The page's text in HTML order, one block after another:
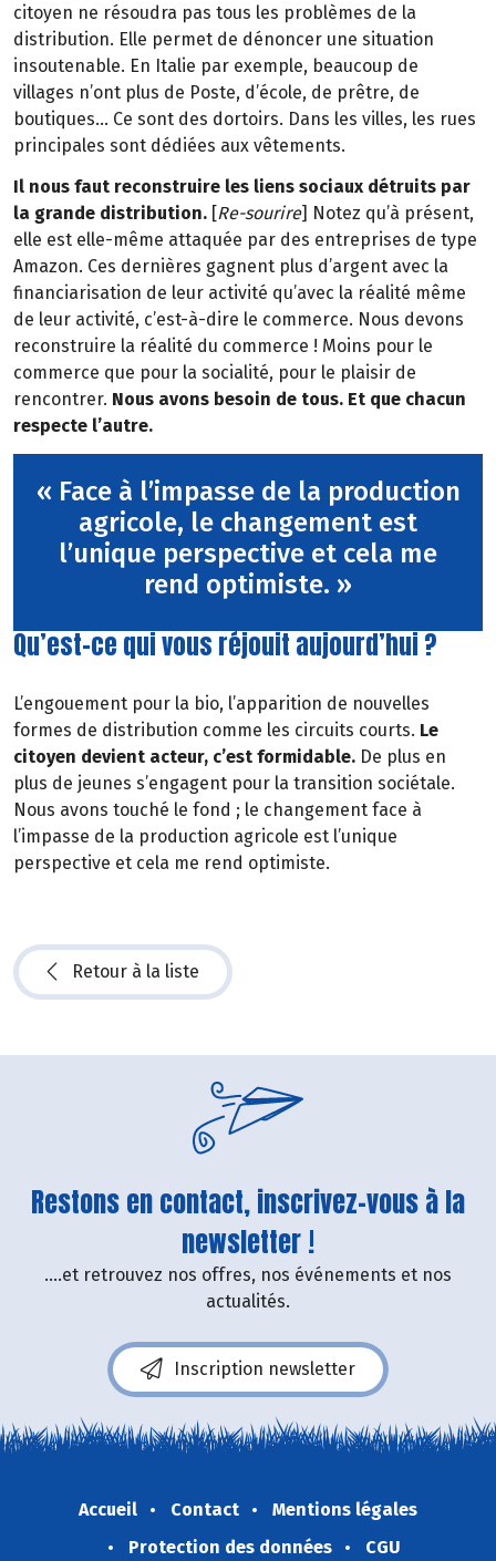
citoyen ne résoudra pas tous les problèmes de la
distribution. Elle permet de dénoncer une situation
insoutenable. En Italie par exemple, beaucoup de
villages n’ont plus de Poste, d’école, de prêtre, de
boutiques… Ce sont des dortoirs. Dans les villes, les rues
principales sont dédiées aux vêtements.
Il nous faut reconstruire les liens sociaux détruits par
la grande distribution. [Re-sourire] Notez qu’à présent,
elle est elle-même attaquée par des entreprises de type
Amazon. Ces dernières gagnent plus d’argent avec la
financiarisation de leur activité qu’avec la réalité même
de leur activité, c’est-à-dire le commerce. Nous devons
reconstruire la réalité du commerce ! Moins pour le
commerce que pour la socialité, pour le plaisir de
rencontrer. Nous avons besoin de tous. Et que chacun
respecte l’autre.
« Face à l’impasse de la production
agricole, le changement est
l’unique perspective et cela me
rend optimiste. »
Qu’est-ce qui vous réjouit aujourd’hui ?
L’engouement pour la bio, l’apparition de nouvelles
formes de distribution comme les circuits courts. Le
citoyen devient acteur, c’est formidable. De plus en
plus de jeunes s’engagent pour la transition sociétale.
Nous avons touché le fond ; le changement face à
l’impasse de la production agricole est l’unique
perspective et cela me rend optimiste.
Retour à la liste
Restons en contact, inscrivez-vous à la
newsletter !
....et retrouvez nos offres, nos événements et nos
actualités.
Inscription newsletter
Accueil Contact
Mentions légales
Protection des données
CGU